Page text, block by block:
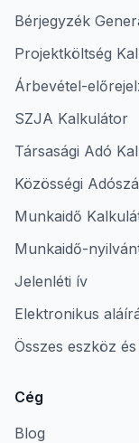
Bérjegyzék
Projektköltség
Árbevétel-
SZJA Kalkulátor
Társasági Adó
Közösségi
Munkaidő
Munkaidő-
Jelenléti ív
Elektronikus
Összes eszköz
Cég
Blog